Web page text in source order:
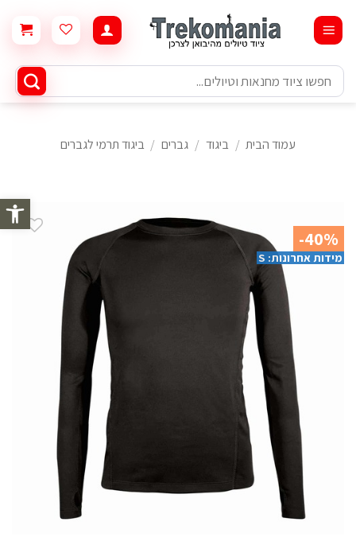
פתח
content
חיפוש
עבור:
עמוד הבית / ביגוד / גברים / ביגוד תרמי לגברים
-40%
מידות אחרונות: S